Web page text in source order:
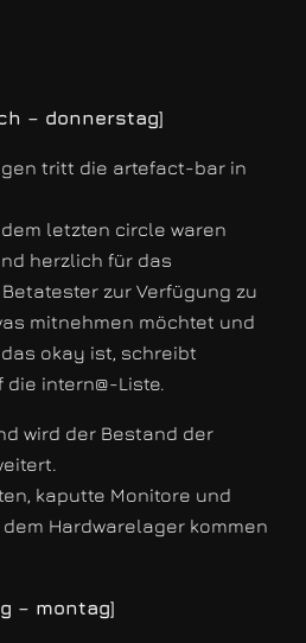
– donnerstag]
tritt die artefact-bar in
letzten circle waren
herzlich für das
zur Verfügung zu
mitnehmen möchtet und
okay ist, schreibt
intern@-Liste.
wird der Bestand der
kaputte Monitore und
Hardwarelager kommen
– montag]